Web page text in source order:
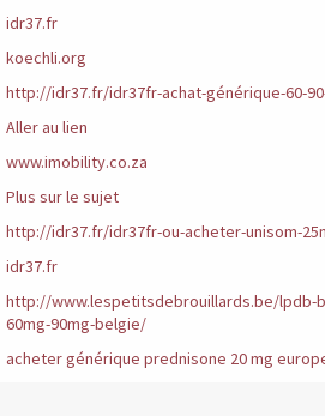
idr37.fr
koechli.org
http://idr37.fr/idr37fr-achat-générique-60-
Aller au lien
www.imobility.co.za
Plus sur le sujet
http://idr37.fr/idr37fr-ou-acheter-unisom-
idr37.fr
http://www.lespetitsdebrouillards.be/lpdb-
60mg-90mg-belgie/
acheter générique prednisone 20 mg